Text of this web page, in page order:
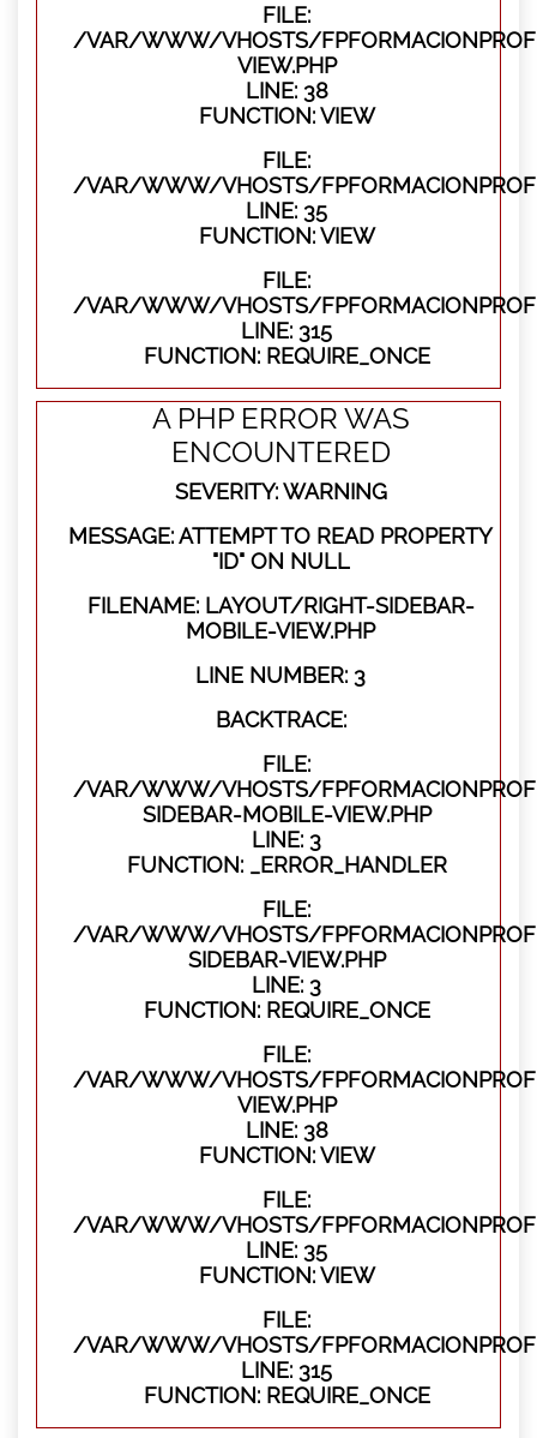
FILE:
/VAR/WWW/VHOSTS/
VIEW.PHP
LINE: 38
FUNCTION: VIEW
FILE:
/VAR/WWW/VHOSTS/
LINE: 35
FUNCTION: VIEW
FILE:
/VAR/WWW/VHOSTS/
LINE: 315
FUNCTION: REQUIRE_ONCE
A PHP ERROR WAS
ENCOUNTERED
SEVERITY: WARNING
MESSAGE: ATTEMPT TO READ PROPERTY
"ID" ON NULL
FILENAME: LAYOUT/RIGHT-SIDEBAR-
MOBILE-VIEW.PHP
LINE NUMBER: 3
BACKTRACE:
FILE:
/VAR/WWW/VHOSTS/
SIDEBAR-MOBILE-VIEW.PHP
LINE: 3
FUNCTION: _ERROR_HANDLER
FILE:
/VAR/WWW/VHOSTS/
SIDEBAR-VIEW.PHP
LINE: 3
FUNCTION: REQUIRE_ONCE
FILE:
/VAR/WWW/VHOSTS/
VIEW.PHP
LINE: 38
FUNCTION: VIEW
FILE:
/VAR/WWW/VHOSTS/
LINE: 35
FUNCTION: VIEW
FILE:
/VAR/WWW/VHOSTS/
LINE: 315
FUNCTION: REQUIRE_ONCE